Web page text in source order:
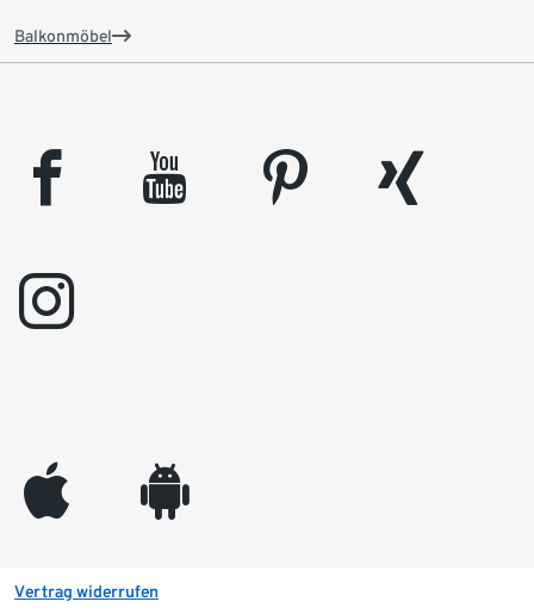
Balkonmöbel
facebook youtube pinterest
xing
instagram
appleinc android
Vertrag widerrufen